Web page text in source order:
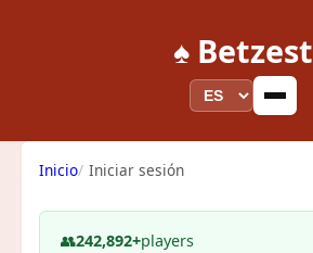
♠️ Betzest
Inicio Iniciar sesión
👥242,892+players